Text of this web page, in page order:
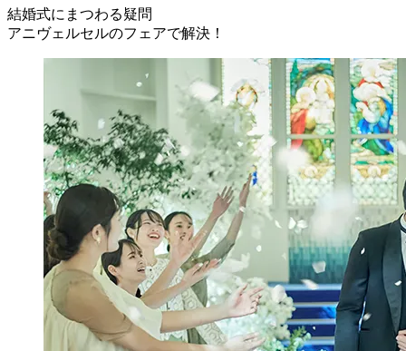
結婚式にまつわる疑問
アニヴェルセルのフェアで解決！